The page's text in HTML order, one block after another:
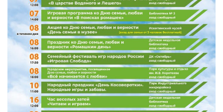
МБУ Дом культуры «Молодость»
МБУ Дом культуры «Октябрь»
МБОУ ДО «Детская школа искусств»
МБОУ ДО «Детская музыкальная школа»
МБУК «Искитимский городской историко-художественный
музей»
МБУ Парк культуры и отдыха им. И.В. Коротеева